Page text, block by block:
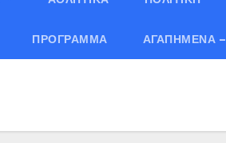
ΠΡΌΓΡΑΜΜΑ ΑΓΑΠΗΜΈΝΑ –